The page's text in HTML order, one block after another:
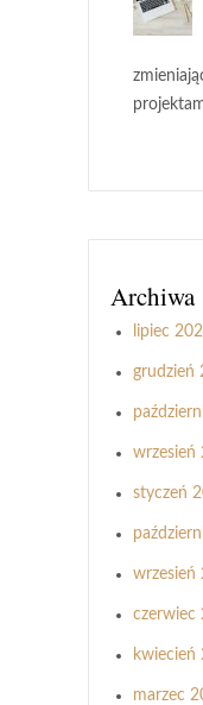
Archiwa
lipiec
grudzień
wrzesień
styczeń
wrzesień
czerwiec
kwiecień
marzec